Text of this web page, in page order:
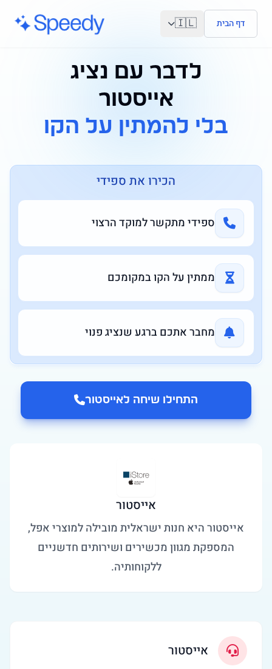
דלג לתוכן הראשי
דף הבית 🇮🇱
לדבר עם נציג
אייסטור
בלי להמתין על הקו
הכירו את ספידי
ספידי מתקשר למוקד הרצוי
ממתין על הקו במקומכם
מחבר אתכם ברגע שנציג פנוי
התחילו שיחה לאייסטור
אייסטור
אייסטור היא חנות ישראלית מובילה למוצרי אפל,
המספקת מגוון מכשירים ושירותים חדשניים
ללקוחותיה.
אייסטור